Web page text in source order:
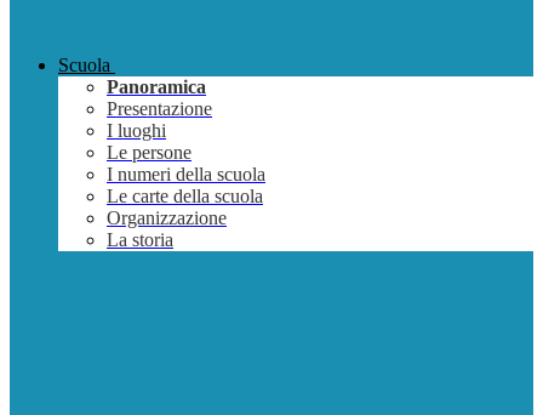
Scuola
Panoramica
Presentazione
I luoghi
Le persone
I numeri della scuola
Le carte della scuola
Organizzazione
La storia